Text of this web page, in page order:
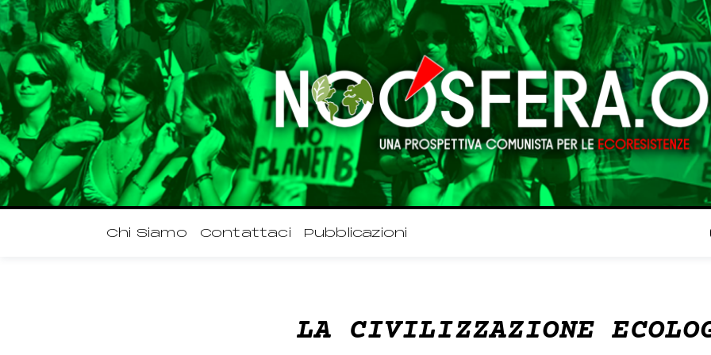
Chi Siamo Contattaci Pubblicazioni
LA CIVILIZZAZIONE